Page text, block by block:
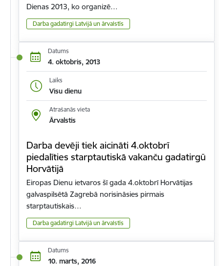
Dienas 2013, ko organizē…
Darba gadatirgi Latvijā un ārvalstīs
Datums
4. oktobris, 2013
Laiks
Visu dienu
Atrašanās vieta
Ārvalstis
Darba devēji tiek aicināti 4.oktobrī
piedalīties starptautiskā vakanču gadatirgū
Horvātijā
Eiropas Dienu ietvaros šī gada 4.oktobrī Horvātijas
galvaspilsētā Zagrebā norisināsies pirmais
starptautiskais…
Darba gadatirgi Latvijā un ārvalstīs
Datums
10. marts, 2016